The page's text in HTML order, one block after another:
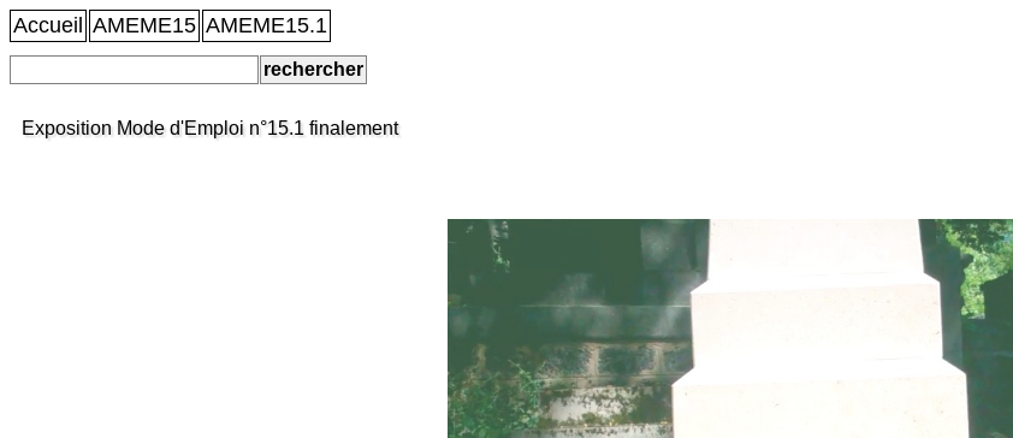
Accueil AMEME15 AMEME15.1
Exposition Mode d'Emploi n°15.1 finalement